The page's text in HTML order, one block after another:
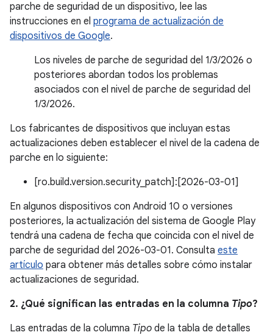
parche de seguridad de un dispositivo, lee las
instrucciones en el programa de actualización de
dispositivos de Google.
Los niveles de parche de seguridad del 1/3/2026 o
posteriores abordan todos los problemas
asociados con el nivel de parche de seguridad del
1/3/2026.
Los fabricantes de dispositivos que incluyan estas
actualizaciones deben establecer el nivel de la cadena de
parche en lo siguiente:
[ro.build.version.security_patch]:[2026-03-01]
En algunos dispositivos con Android 10 o versiones
posteriores, la actualización del sistema de Google Play
tendrá una cadena de fecha que coincida con el nivel de
parche de seguridad del 2026-03-01. Consulta este
artículo para obtener más detalles sobre cómo instalar
actualizaciones de seguridad.
2. ¿Qué significan las entradas en la columna Tipo?
Las entradas de la columna Tipo de la tabla de detalles